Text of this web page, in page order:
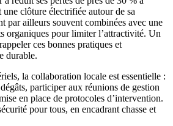
clôture électrifiée autour de sa
par ailleurs souvent combinées avec une
organiques pour limiter l’attractivité. Un
ces bonnes pratiques et
durable.
la collaboration locale est essentielle :
participer aux réunions de gestion
en place de protocoles d’intervention.
pour tous, en encadrant chasse et